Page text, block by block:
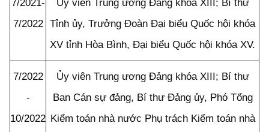
7/2021-
7/2022
Ủy viên Trung ương Đảng khóa XIII; Bí thư
Tỉnh ủy, Trưởng Đoàn Đại biểu Quốc hội khóa
XV tỉnh Hòa Bình, Đại biểu Quốc hội khóa XV.
7/2022
-
10/2022
Ủy viên Trung ương Đảng khóa XIII; Bí thư
Ban Cán sự đảng, Bí thư Đảng ủy, Phó Tổng
Kiểm toán nhà nước Phụ trách Kiểm toán nhà